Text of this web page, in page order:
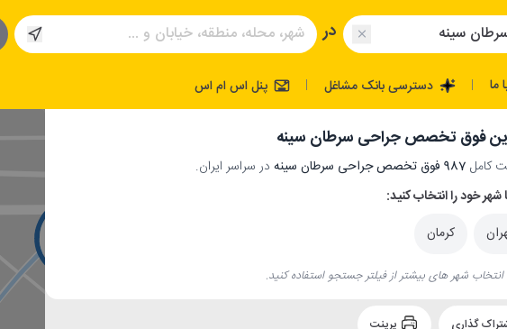
در
ما | دسترسی بانک مشاغل | پنل اس ام اس
فوق تخصص جراحی سرطان سینه
کامل 987 فوق تخصص جراحی سرطان سینه
در سراسر ایران.
شهر خود را انتخاب کنید:
کرمان
انتخاب شهر های بیشتر از فیلتر جستجو استفاده کنید.